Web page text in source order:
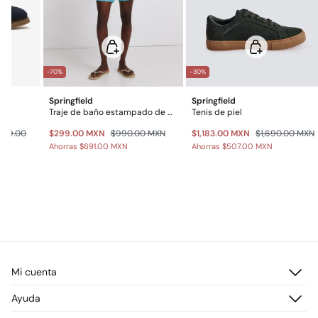
-70%
Springfield
Traje de baño estampado de pulpos
$299.00 MXN $990.00 MXN
Ahorras $691.00 MXN
-30%
Springfield
Tenis de piel
$1,183.00 MXN $1,690.00 MXN
Ahorras$507.00 MXN
Mi cuenta
Registrarme
Ayuda